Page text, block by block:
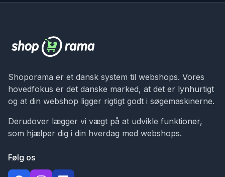
Shoporama er et dansk system til webshops. Vores
hovedfokus er det danske marked, at det er lynhurtigt
og at din webshop ligger rigtigt godt i søgemaskinerne.
Derudover lægger vi vægt på at udvikle funktioner,
som hjælper dig i din hverdag med webshops.
Følg os